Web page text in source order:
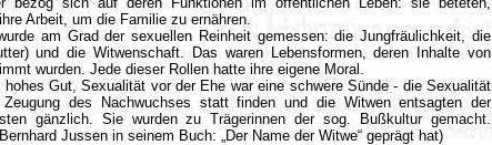
Arbeit, um die Familie zu ernähren.
am Grad der sexuellen Reinheit gemessen: die Jungfräulichkeit, die
und die Witwenschaft. Das waren Lebensformen, deren Inhalte von
wurden. Jede dieser Rollen hatte ihre eigene Moral.
hohes Gut, Sexualität vor der Ehe war eine schwere Sünde - die Sexualität
des Nachwuchses statt finden und die Witwen entsagten der
gänzlich. Sie wurden zu Trägerinnen der sog. Bußkultur gemacht.
Jussen in seinem Buch: „Der Name der Witwe“ geprägt hat)